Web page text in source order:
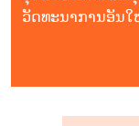
ວັດທະນາການອັນໃ